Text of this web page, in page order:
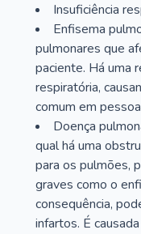
Insuficiência
Enfisema
pulmonares que
paciente. Há uma
respiratória,
comum em
Doença
qual há uma
para os pulmões,
graves como o
consequência,
infartos. É